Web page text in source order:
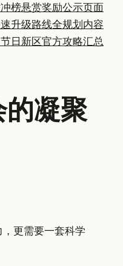
榜悬赏奖励公示页面
升级路线全规划内容
日新区官方攻略汇总
的凝聚
更需要一套科学